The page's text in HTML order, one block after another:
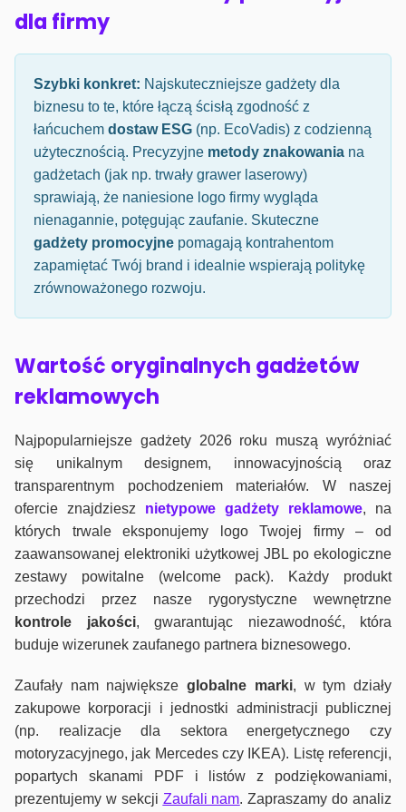
dla firmy
Szybki konkret: Najskuteczniejsze gadżety dla
biznesu to te, które łączą ścisłą zgodność z
łańcuchem dostaw ESG (np. EcoVadis) z codzienną
użytecznością. Precyzyjne metody znakowania na
gadżetach (jak np. trwały grawer laserowy)
sprawiają, że naniesione logo firmy wygląda
nienagannie, potęgując zaufanie. Skuteczne
gadżety promocyjne pomagają kontrahentom
zapamiętać Twój brand i idealnie wspierają politykę
zrównoważonego rozwoju.
Wartość oryginalnych gadżetów
reklamowych
Najpopularniejsze gadżety 2026 roku muszą wyróżniać
się unikalnym designem, innowacyjnością oraz
transparentnym pochodzeniem materiałów. W naszej
ofercie znajdziesz nietypowe gadżety reklamowe, na
których trwale eksponujemy logo Twojej firmy – od
zaawansowanej elektroniki użytkowej JBL po ekologiczne
zestawy powitalne (welcome pack). Każdy produkt
przechodzi przez nasze rygorystyczne wewnętrzne
kontrole jakości, gwarantując niezawodność, która
buduje wizerunek zaufanego partnera biznesowego.
Zaufały nam największeglobalne marki, w tym działy
zakupowe korporacji i jednostki administracji publicznej
(np. realizacje dla sektora energetycznego czy
motoryzacyjnego, jak Mercedes czy IKEA). Listę referencji,
popartych skanami PDF i listów z podziękowaniami,
prezentujemy w sekcji Zaufali nam. Zapraszamy do analiz